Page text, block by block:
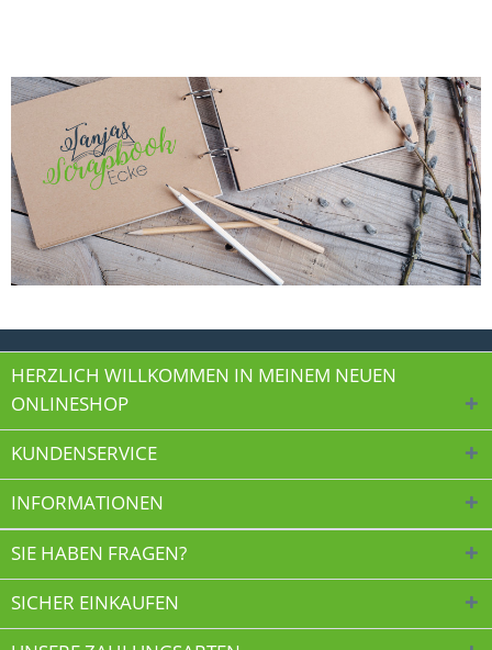
HERZLICH WILLKOMMEN IN MEINEM NEUEN
ONLINESHOP
KUNDENSERVICE
INFORMATIONEN
SIE HABEN FRAGEN?
SICHER EINKAUFEN